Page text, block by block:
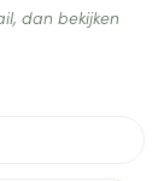
dan bekijken